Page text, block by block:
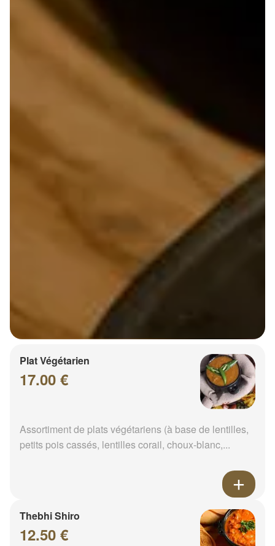
Plat Végétarien
17.00 €
Assortiment de plats végétariens (à base de lentilles,
petits pois cassés, lentilles corail, choux-blanc,...
Thebhi Shiro
12.50 €